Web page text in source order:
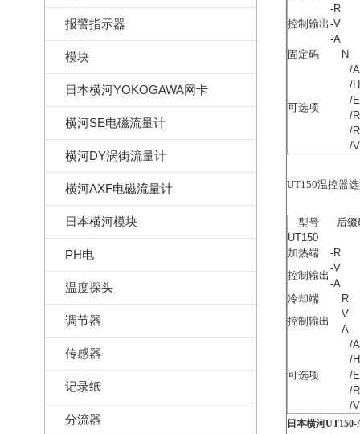
报警指示器
模块
日本横河YOKOGAWA网卡
横河SE电磁流量计
横河DY涡街流量计
横河AXF电磁流量计
日本横河模块
PH电
温度探头
调节器
传感器
记录纸
分流器
控制输出
-R
-V
-A
固定码
N
可选项
/
/
/
/
/
/
UT150温控器
型号
后缀
UT150
加热端
-R
控制输出
-V
-A
冷却端
R
控制输出
V
A
可选项
/
/
/
/
/
日本横河